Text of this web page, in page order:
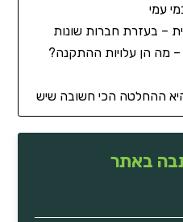
עמי
– בעזרת חברות שונות
מה הן עלויות ההתקנה?
ההחלטה הכי חשובה שיש
באתר